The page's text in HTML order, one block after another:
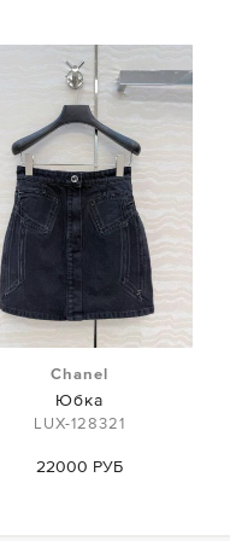
Chanel
Юбка
LUX-128321
22000 РУБ